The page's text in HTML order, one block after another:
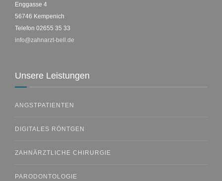
Enggasse 4
56746 Kempenich
Telefon 02655 35 33
info@zahnarzt-bell.de
Unsere Leistungen
ANGSTPATIENTEN
DIGITALES RÖNTGEN
ZAHNÄRZTLICHE CHIRURGIE
PARODONTOLOGIE